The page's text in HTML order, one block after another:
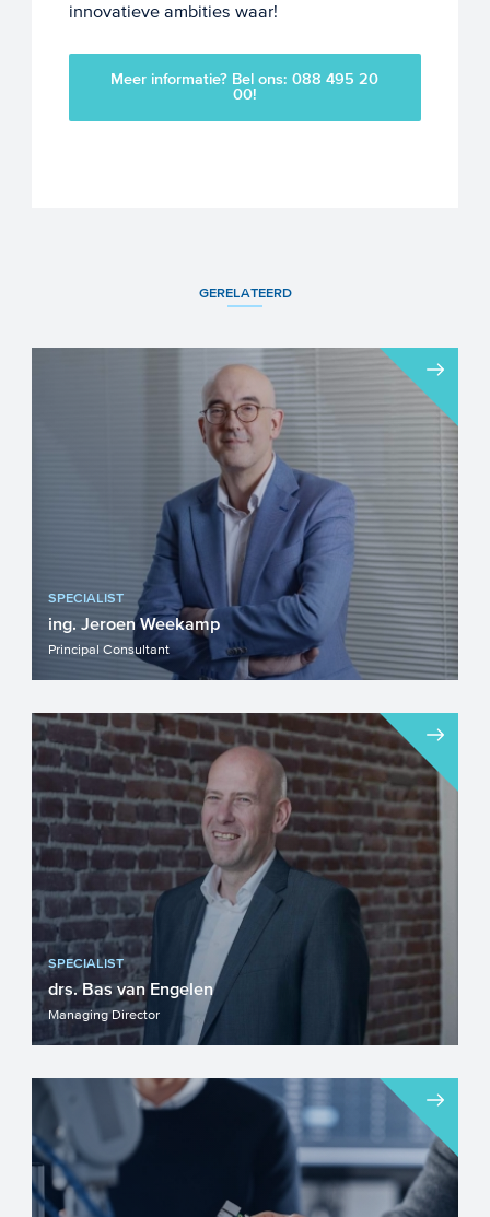
innovatieve ambities waar!
Meer informatie? Bel ons: 088 495 20
00!
GERELATEERD
SPECIALIST
ing. Jeroen Weekamp
Principal Consultant
SPECIALIST
drs. Bas van Engelen
Managing Director